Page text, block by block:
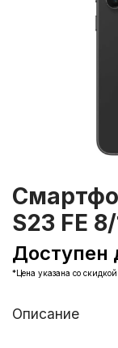
S23 FE
Доступен
*Цена указана со
Описание